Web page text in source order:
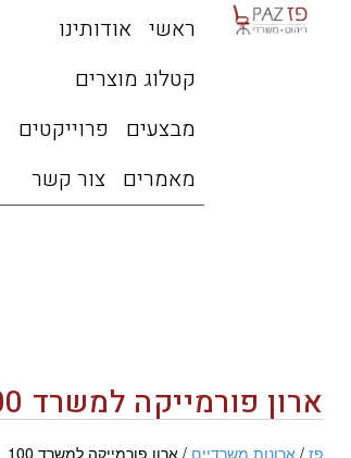
ראשי אודותינו
קטלוג מוצרים
מבצעים
פרוייקטים
מאמרים צור קשר
ארון פורמייקה למשרד 100
פז / ארונות משרדיים / ארון פורמייקה למשרד 100